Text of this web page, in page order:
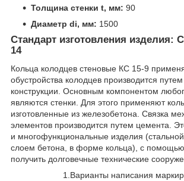
Толщина стенки t, мм: 90
Диаметр di, мм: 1500
Стандарт изготовления изделия:
14
Кольца колодцев стеновые КС 15-9
обустройства колодцев производится
конструкции. Основным компонентом
являются стенки. Для этого применяют
изготовленные из железобетона. Связка
элементов производится путем цемента.
и многофункциональные изделия
слоем бетона, в форме кольца), с помощью
получить долговечные технические
1.Варианты написания